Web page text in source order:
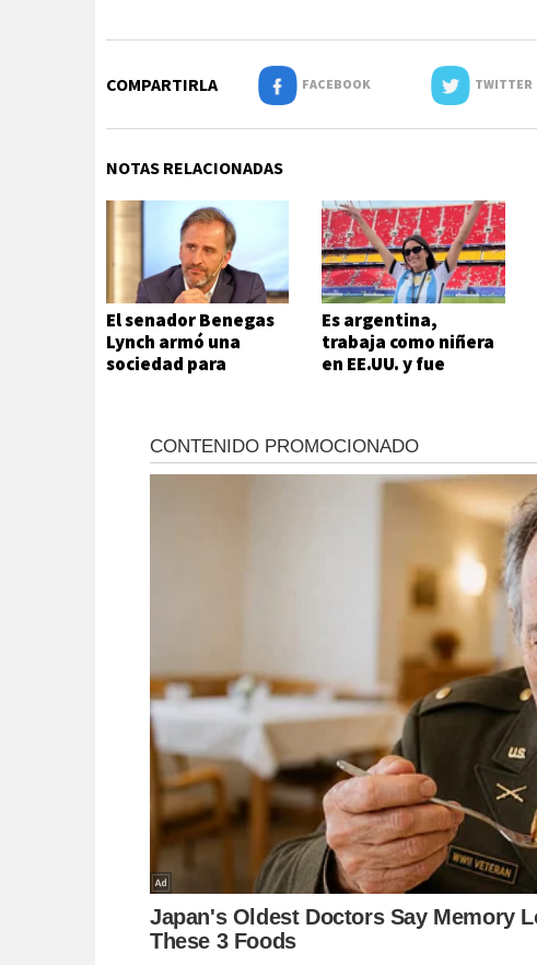
COMPARTIRLA FACEBOOK TWITTER
NOTAS RELACIONADAS
El senador Benegas
Lynch armó una
sociedad para
Es argentina,
trabaja como niñera
en EE.UU. y fue